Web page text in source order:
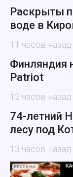
Раскрыты
воде в
11 часов назад
Финляндия
Patriot
12 часов назад
74-летний
лесу под
13 часов назад
РЕКЛАМА